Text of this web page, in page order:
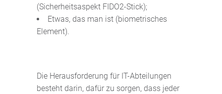
(Sicherheitsaspekt FIDO2-Stick);
Etwas, das man ist (biometrisches
Element).
Die Herausforderung für IT-Abteilungen
besteht darin, dafür zu sorgen, dass jeder